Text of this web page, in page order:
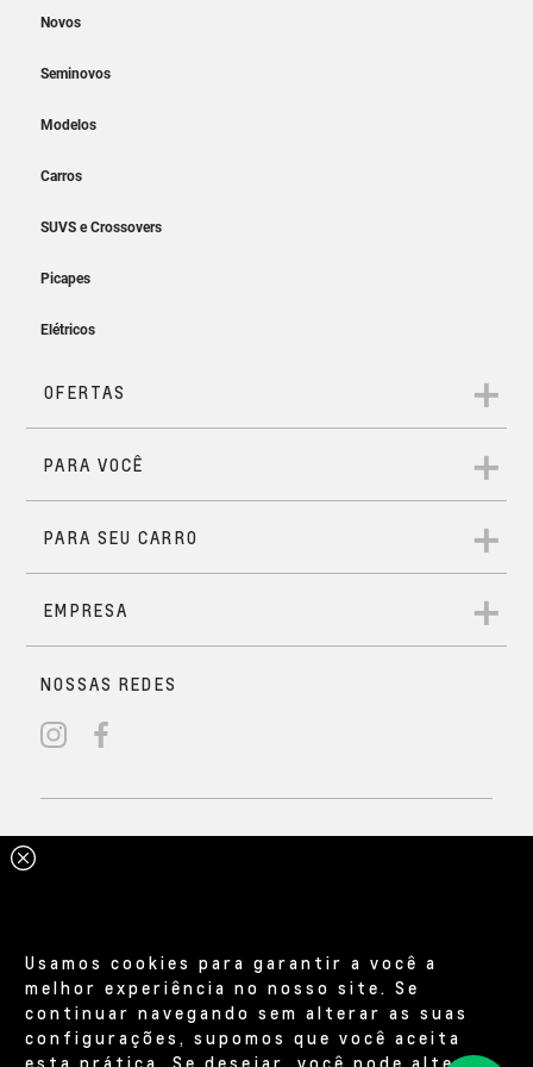
Usamos cookies para garantir a você a
melhor experiência no nosso site. Se
continuar navegando sem alterar as suas
configurações, supomos que você aceita
esta prática. Se desejar, você pode alterar